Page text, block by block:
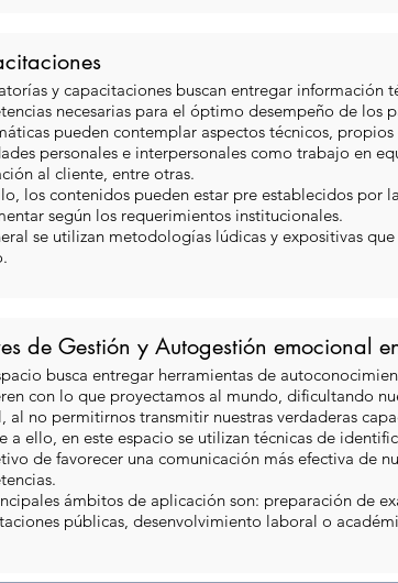
y capacitaciones buscan entregar
necesarias para el óptimo desempeño de los
pueden contemplar aspectos técnicos,
personales e interpersonales como trabajo en
al cliente, entre otras.
los contenidos pueden estar pre establecidos por
según los requerimientos institucionales.
se utilizan metodologías lúdicas y expositivas
de Gestión y Autogestión emocional
busca entregar herramientas de
con lo que proyectamos al mundo, dificultando
al no permitirnos transmitir nuestras verdaderas
a ello, en este espacio se utilizan técnicas de
de favorecer una comunicación más efectiva de
ámbitos de aplicación son: preparación de
públicas, desenvolvimiento laboral o